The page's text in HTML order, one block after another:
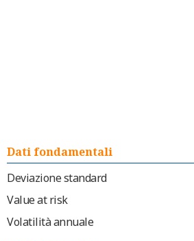
Dati fondamentali
Deviazione standard
Value at risk
Volatilità annuale